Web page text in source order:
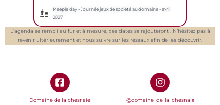
Meeple day - Journée jeux de société au domaine - avril
2027
L’agenda se rempli au fur et à mesure, des dates se rajouteront . N’hésitez pas à
revenir ultérieurement et nous suivre sur les réseaux afin de les découvrir.
Domaine de la chesnaie @domaine_de_la_chesnaie